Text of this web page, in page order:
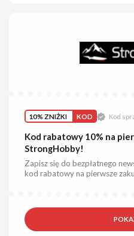
10% ZNIŻKI KOD Kod
Kod rabatowy 10% na
StrongHobby!
Zapisz się do bezpłatnego
kod rabatowy na pierwsze